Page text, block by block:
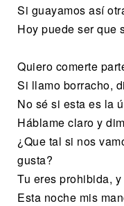
Si guayamos así
Hoy puede ser que
Quiero comerte
Si llamo borracho,
No sé si esta es la
Háblame claro y
¿Que tal si nos
gusta?
Tu eres prohibida,
Esta noche mis